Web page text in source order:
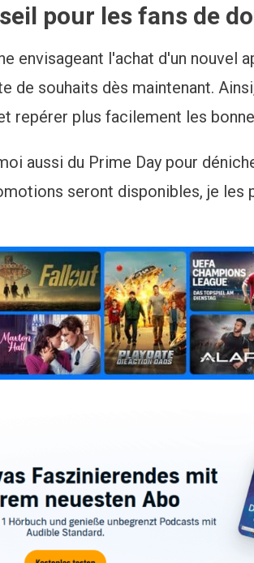
pour les fans de
envisageant l'achat d'un nouvel
de souhaits dès maintenant.
repérer plus facilement les
aussi du Prime Day pour
seront disponibles, je les